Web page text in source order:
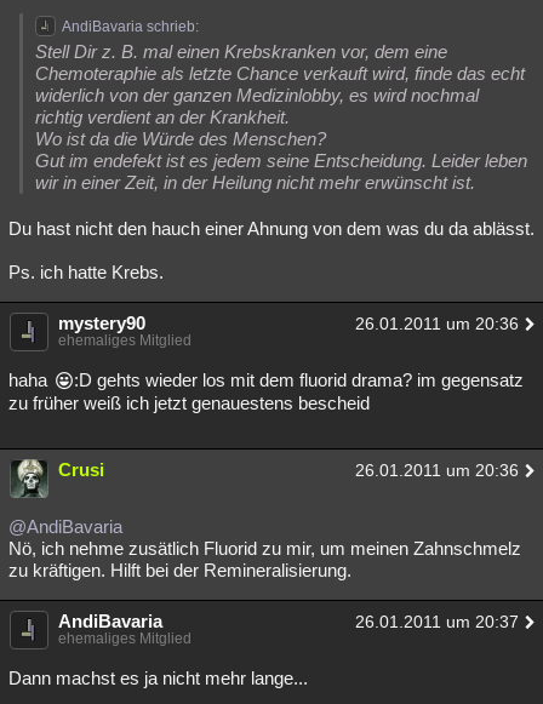
AndiBavaria schrieb:
Stell Dir z. B. mal einen Krebskranken vor, dem eine
Chemoteraphie als letzte Chance verkauft wird, finde das echt
widerlich von der ganzen Medizinlobby, es wird nochmal
richtig verdient an der Krankheit.
Wo ist da die Würde des Menschen?
Gut im endefekt ist es jedem seine Entscheidung. Leider leben
wir in einer Zeit, in der Heilung nicht mehr erwünscht ist.
Du hast nicht den hauch einer Ahnung von dem was du da ablässt.
Ps. ich hatte Krebs.
mystery90 26.01.2011 um 20:36
ehemaliges Mitglied
haha
:D gehts wieder los mit dem fluorid drama? im gegensatz
zu früher weiß ich jetzt genauestens bescheid
Crusi 26.01.2011 um 20:36
@AndiBavaria
Nö, ich nehme zusätlich Fluorid zu mir, um meinen Zahnschmelz
zu kräftigen. Hilft bei der Remineralisierung.
AndiBavaria 26.01.2011 um 20:37
ehemaliges Mitglied
Dann machst es ja nicht mehr lange...